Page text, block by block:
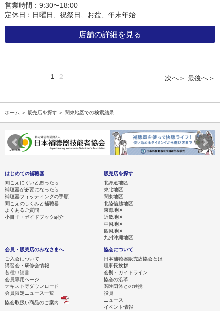
営業時間：9:30〜18:00
定休日：日曜日、祝祭日、お盆、年末年始
店舗の詳細を見る
次へ＞ 最後へ＞
1 2
ホーム ＞ 販売店を探す ＞ 関東地区での検索結果
はじめての補聴器
聞こえにくいと思ったら
補聴器が必要になったら
補聴器フィッティングの手順
聞こえのしくみと補聴器
よくあるご質問
小冊子・ガイドブック紹介
販売店を探す
北海道地区
東北地区
関東地区
北陸信越地区
東海地区
近畿地区
中国地区
四国地区
九州沖縄地区
会員・販売店のみなさまへ
ご入会について
講習会・研修会情報
各種申請書
会員専用ページ
テキスト等ダウンロード
会員限定ニュース一覧
協会取扱い商品のご案内
協会について
日本補聴器販売店協会とは
理事長挨拶
会則・ガイドライン
協会の沿革
関連団体との連携
役員
ニュース
イベント情報